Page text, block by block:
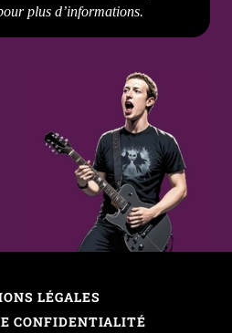
plus d’informations.
LÉGALES
CONFIDENTIALITÉ